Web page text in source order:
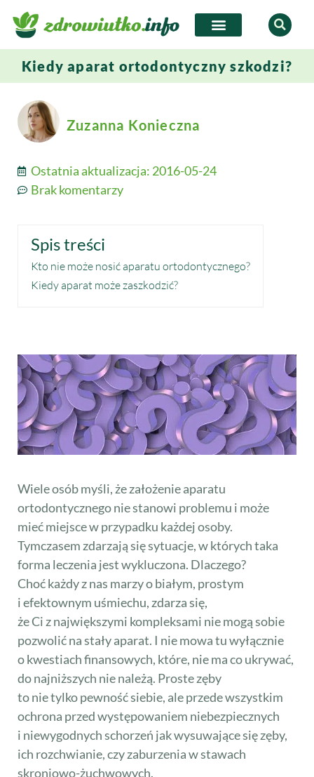
Kiedy aparat ortodontyczny szkodzi?
Zuzanna Konieczna
Ostatnia aktualizacja: 2016-05-24
Brak komentarzy
Spis treści
Kto nie może nosić aparatu ortodontycznego?
Kiedy aparat może zaszkodzić?
Wiele osób myśli, że założenie aparatu
ortodontycznego nie stanowi problemu i może
mieć miejsce w przypadku każdej osoby.
Tymczasem zdarzają się sytuacje, w których taka
forma leczenia jest wykluczona. Dlaczego?
Choć każdy z nas marzy o białym, prostym
i efektownym uśmiechu, zdarza się,
że Ci z największymi kompleksami nie mogą sobie
pozwolić na stały aparat. I nie mowa tu wyłącznie
o kwestiach finansowych, które, nie ma co ukrywać,
do najniższych nie należą. Proste zęby
to nie tylko pewność siebie, ale przede wszystkim
ochrona przed występowaniem niebezpiecznych
i niewygodnych schorzeń jak wysuwające się zęby,
ich rozchwianie, czy zaburzenia w stawach
skroniowo-żuchwowych.